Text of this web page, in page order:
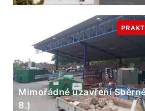
Mimořádné uzavření
8.)